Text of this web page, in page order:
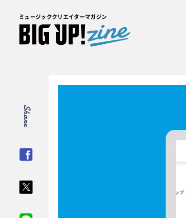
ミュージッククリエイターマガジン
Share